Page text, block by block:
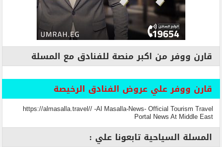
قارن ووفر من اكبر منصة للفنادق مع المسلة
قارن ووفر علي عروض الفنادق الرخيصة
https://almasalla.travel// -Al Masalla-News- Official Tourism Travel
Portal News At Middle East
المسلة السياحية تابعونا علي :